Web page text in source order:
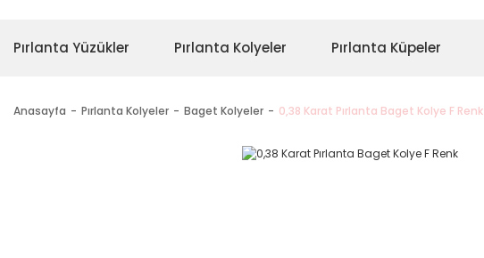
Pırlanta Yüzükler Pırlanta Kolyeler Pırlanta Küpeler
Anasayfa Pırlanta Kolyeler Baget Kolyeler 0,38 Karat Pırlanta Baget Kolye F Renk